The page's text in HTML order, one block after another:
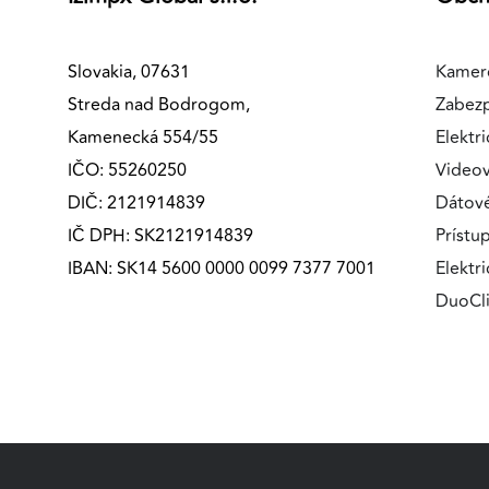
Slovakia, 07631
Streda nad Bodrogom,
Kamenecká 554/55
IČO: 55260250
DIČ: 2121914839
IČ DPH: SK2121914839
IBAN: SK14 5600 0000 0099 7377 7001
Marketingové cookies sa používajú na sledovanie
správania používateľov naprieč webovými stránkami.
Umožňujú nám a našim partnerom zobrazovať cielenú a
relevantnú reklamu, a to na našom webe aj v
reklamných sieťach tretích strán.
Google Ads
Poskytovateľ: Google